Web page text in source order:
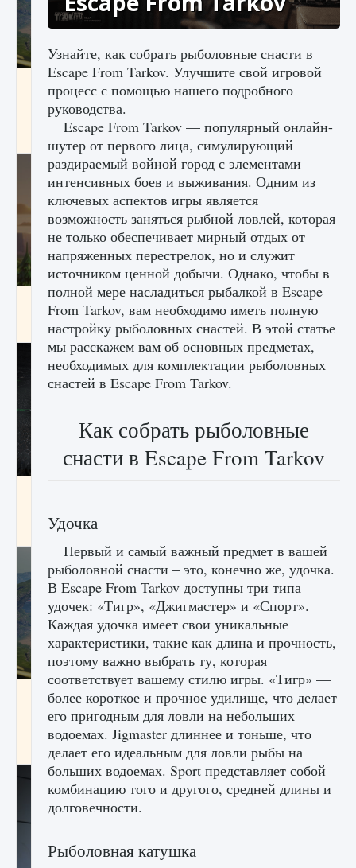
Как исправить ошибку Palworld «Идет
сохранение мира — Невозможно начать
сохранение данных мира»
9 августа 2024 0 0
Как заработать медали лиги Clash of Clans
9 августа 2024 2 599 0 1
9 августа 2024
Как исправить ошибку Palworld EPalworld
«Идет сохранение мира — Невозможно
начать сохранение данных мира»
Узнайте, как собрать рыболовные снасти в
Escape From Tarkov. Улучшите свой игровой
процесс с помощью нашего подробного
руководства.
Escape From Tarkov — популярный онлайн-
шутер от первого лица, симулирующий
раздираемый войной город с элементами
интенсивных боев и выживания. Одним из
ключевых аспектов игры является
возможность заняться рыбной ловлей, которая
не только обеспечивает мирный отдых от
напряженных перестрелок, но и служит
источником ценной добычи. Однако, чтобы в
полной мере насладиться рыбалкой в ​​Escape
From Tarkov, вам необходимо иметь полную
настройку рыболовных снастей. В этой статье
мы расскажем вам об основных предметах,
необходимых для комплектации рыболовных
снастей в Escape From Tarkov.
Как собрать рыболовные
снасти в Escape From Tarkov
Удочка
Первый и самый важный предмет в вашей
рыболовной снасти – это, конечно же, удочка.
В Escape From Tarkov доступны три типа
удочек: «Тигр», «Джигмастер» и «Спорт».
Каждая удочка имеет свои уникальные
характеристики, такие как длина и прочность,
поэтому важно выбрать ту, которая
соответствует вашему стилю игры. «Тигр» —
более короткое и прочное удилище, что делает
его пригодным для ловли на небольших
водоемах. Jigmaster длиннее и тоньше, что
делает его идеальным для ловли рыбы на
больших водоемах. Sport представляет собой
комбинацию того и другого, средней длины и
долговечности.
Рыболовная катушка